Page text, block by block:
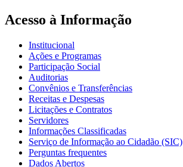
Acesso à Informação
Institucional
Ações e Programas
Participação Social
Auditorias
Convênios e Transferências
Receitas e Despesas
Licitações e Contratos
Servidores
Informações Classificadas
Serviço de Informação ao Cidadão (SIC)
Perguntas frequentes
Dados Abertos